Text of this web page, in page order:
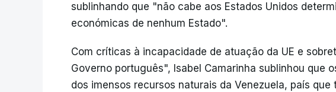
sublinhando que "não cabe aos Estados Unidos
económicas de nenhum Estado".
Com críticas à incapacidade de atuação da UE e
Governo português", Isabel Camarinha sublinhou que
dos imensos recursos naturais da Venezuela, país que